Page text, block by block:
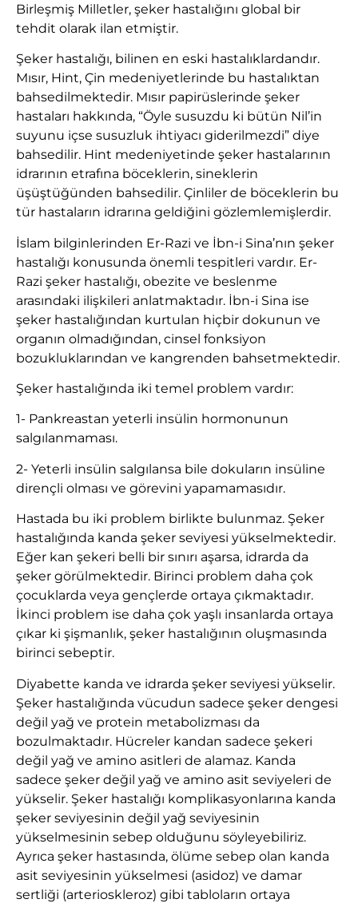
Birleşmiş Milletler, şeker hastalığını global bir
tehdit olarak ilan etmiştir.
Şeker hastalığı, bilinen en eski hastalıklardandır.
Mısır, Hint, Çin medeniyetlerinde bu hastalıktan
bahsedilmektedir. Mısır papirüslerinde şeker
hastaları hakkında, “Öyle susuzdu ki bütün Nil’in
suyunu içse susuzluk ihtiyacı giderilmezdi” diye
bahsedilir. Hint medeniyetinde şeker hastalarının
idrarının etrafına böceklerin, sineklerin
üşüştüğünden bahsedilir. Çinliler de böceklerin bu
tür hastaların idrarına geldiğini gözlemlemişlerdir.
İslam bilginlerinden Er-Razi ve İbn-i Sina’nın şeker
hastalığı konusunda önemli tespitleri vardır. Er-
Razi şeker hastalığı, obezite ve beslenme
arasındaki ilişkileri anlatmaktadır. İbn-i Sina ise
şeker hastalığından kurtulan hiçbir dokunun ve
organın olmadığından, cinsel fonksiyon
bozukluklarından ve kangrenden bahsetmektedir.
Şeker hastalığında iki temel problem vardır:
1- Pankreastan yeterli insülin hormonunun
salgılanmaması.
2- Yeterli insülin salgılansa bile dokuların insüline
dirençli olması ve görevini yapamamasıdır.
Hastada bu iki problem birlikte bulunmaz. Şeker
hastalığında kanda şeker seviyesi yükselmektedir.
Eğer kan şekeri belli bir sınırı aşarsa, idrarda da
şeker görülmektedir. Birinci problem daha çok
çocuklarda veya gençlerde ortaya çıkmaktadır.
İkinci problem ise daha çok yaşlı insanlarda ortaya
çıkar ki şişmanlık, şeker hastalığının oluşmasında
birinci sebeptir.
Diyabette kanda ve idrarda şeker seviyesi yükselir.
Şeker hastalığında vücudun sadece şeker dengesi
değil yağ ve protein metabolizması da
bozulmaktadır. Hücreler kandan sadece şekeri
değil yağ ve amino asitleri de alamaz. Kanda
sadece şeker değil yağ ve amino asit seviyeleri de
yükselir. Şeker hastalığı komplikasyonlarına kanda
şeker seviyesinin değil yağ seviyesinin
yükselmesinin sebep olduğunu söyleyebiliriz.
Ayrıca şeker hastasında, ölüme sebep olan kanda
asit seviyesinin yükselmesi (asidoz) ve damar
sertliği (arterioskleroz) gibi tabloların ortaya